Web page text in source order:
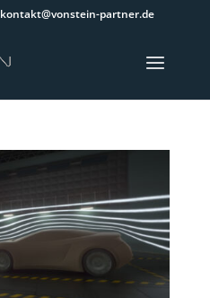
kontakt@vonstein-partner.de